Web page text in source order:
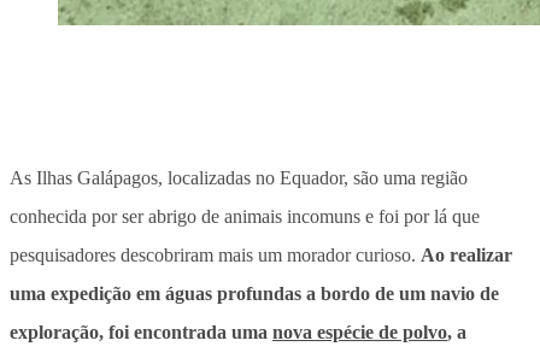
As Ilhas Galápagos, localizadas no Equador, são uma região
conhecida por ser abrigo de animais incomuns e foi por lá que
pesquisadores descobriram mais um morador curioso. Ao realizar
uma expedição em águas profundas a bordo de um navio de
exploração, foi encontrada uma nova espécie de polvo, a